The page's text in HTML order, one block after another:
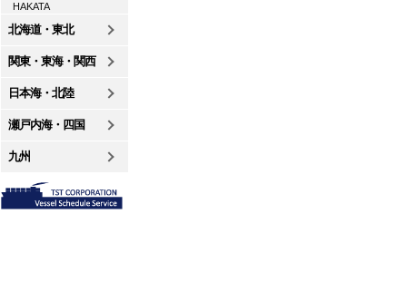
HAKATA
北海道・東北
関東・東海・関西
日本海・北陸
瀬戸内海・四国
九州